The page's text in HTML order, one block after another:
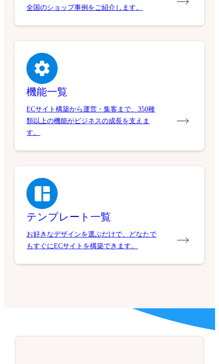
全国のショップ事例をご紹介します。
機能一覧
ECサイト構築から運営・集客まで、350種
類以上の機能がビジネスの成長を支えま
す。
テンプレート一覧
お好きなデザインを選ぶだけで、どなたで
もすぐにECサイトを構築できます。